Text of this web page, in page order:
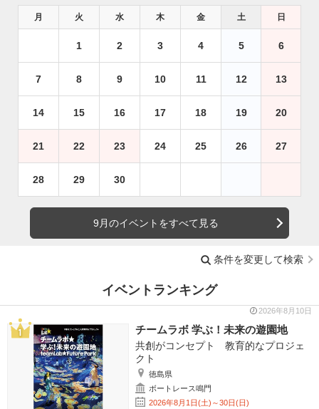
月 火 水 木 金 土 日
1 2 3 4 5 6
7 8 9 10 11 12 13
14 15 16 17 18 19 20
21 22 23 24 25 26 27
28 29 30
9月のイベントをすべて見る
条件を変更して検索
イベントランキング
2026年8月10日
チームラボ 学ぶ！未来の遊園地
共創がコンセプト 教育的なプロジェ
クト
徳島県
ボートレース鳴門
2026年8月1日(土)～30日(日)